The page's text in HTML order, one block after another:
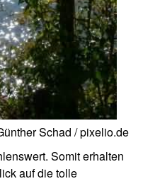
Schad / pixelio.de
Somit erhalten
auf die tolle